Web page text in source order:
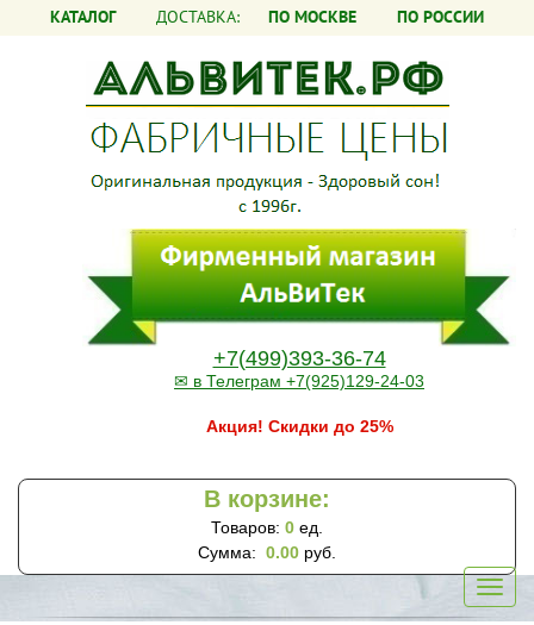
КАТАЛОГ ДОСТАВКА: ПО МОСКВЕ ПО РОССИИ
+7(499)393-36-74
✉ в Телеграм +7(925)129-24-03
Акция! Скидки до 25%
В корзине:
Товаров: 0 ед.
Сумма: 0.00 руб.